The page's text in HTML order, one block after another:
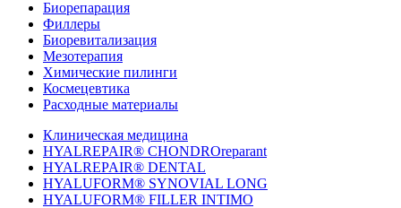
Биорепарация
Филлеры
Биоревитализация
Мезотерапия
Химические пилинги
Космецевтика
Расходные материалы
Клиническая медицина
HYALREPAIR® CHONDROreparant
HYALREPAIR® DENTAL
HYALUFORM® SYNOVIAL LONG
HYALUFORM® FILLER INTIMO